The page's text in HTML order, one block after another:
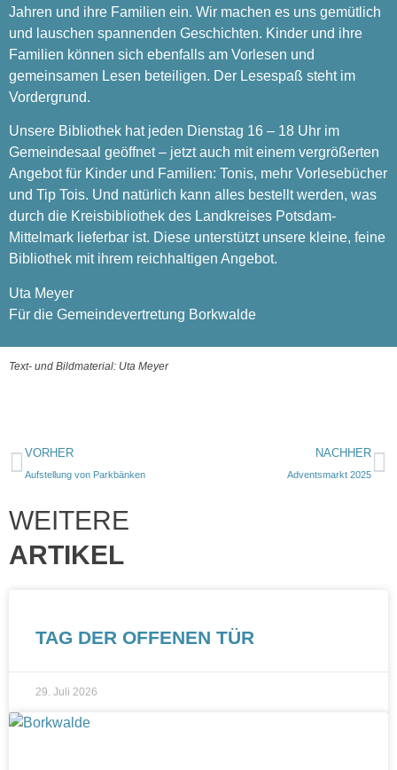
Jahren und ihre Familien ein. Wir machen es uns gemütlich
und lauschen spannenden Geschichten. Kinder und ihre
Familien können sich ebenfalls am Vorlesen und
gemeinsamen Lesen beteiligen. Der Lesespaß steht im
Vordergrund.
Unsere Bibliothek hat jeden Dienstag 16 – 18 Uhr im
Gemeindesaal geöffnet – jetzt auch mit einem vergrößerten
Angebot für Kinder und Familien: Tonis, mehr Vorlesebücher
und Tip Tois. Und natürlich kann alles bestellt werden, was
durch die Kreisbibliothek des Landkreises Potsdam-
Mittelmark lieferbar ist. Diese unterstützt unsere kleine, feine
Bibliothek mit ihrem reichhaltigen Angebot.
Uta Meyer
Für die Gemeindevertretung Borkwalde
Text- und Bildmaterial: Uta Meyer
VORHER
Aufstellung von Parkbänken
NACHHER
Adventsmarkt 2025
WEITERE
ARTIKEL
TAG DER OFFENEN TÜR
29. Juli 2026